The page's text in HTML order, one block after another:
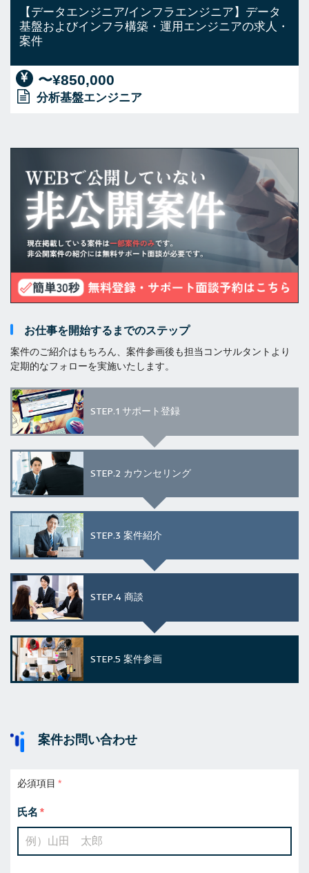
【データエンジニア/インフラエンジニア】データ
基盤およびインフラ構築・運用エンジニアの求人・
案件
〜¥850,000
分析基盤エンジニア
お仕事を開始するまでのステップ
案件のご紹介はもちろん、案件参画後も担当コンサルタントより
定期的なフォローを実施いたします。
STEP.1 サポート登録
STEP.2 カウンセリング
STEP.3 案件紹介
STEP.4 商談
STEP.5 案件参画
案件お問い合わせ
必須項目
氏名